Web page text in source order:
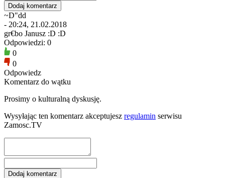
~D"dd
- 20:24, 21.02.2018
gr€bo Janusz :D :D
Odpowiedzi: 0
0
0
Odpowiedz
Komentarz do wątku
Prosimy o kulturalną dyskusję.
Wysyłając ten komentarz akceptujesz regulamin serwisu
Zamosc.TV